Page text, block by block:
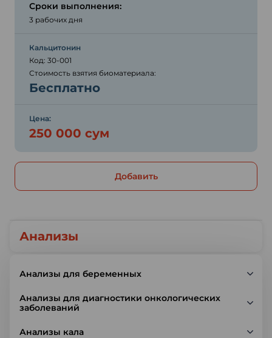
Анализы
Анализы для беременных
Анализы для диагностики онкологических
заболеваний
Анализы кала
Сроки выполнения:
3 рабочих дня
Кальцитонин
Код: 30-001
Стоимость взятия биоматериала:
Бесплатно
Цена:
250 000 сум
Добавить